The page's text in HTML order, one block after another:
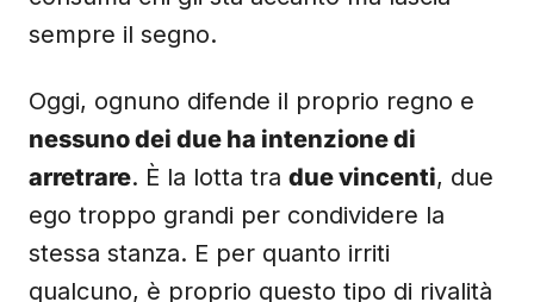
sempre il segno.
Oggi, ognuno difende il proprio regno e
nessuno dei due ha intenzione di
arretrare
. È la lotta tra due vincenti , due
ego troppo grandi per condividere la
stessa stanza. E per quanto irriti
qualcuno, è proprio questo tipo di rivalità